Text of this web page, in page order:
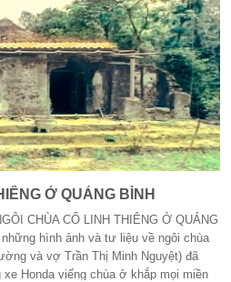
Ở QUẢNG BÌNH
CHÙA CỔ LINH THIÊNG Ở QUẢNG
hình ảnh và tư liệu về ngôi chùa
và vợ Trần Thị Minh Nguyệt) đã
Honda viếng chùa ở khắp mọi miền